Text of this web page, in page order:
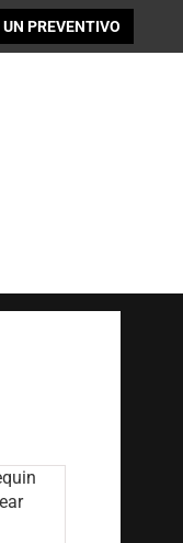
PREVENTIVO